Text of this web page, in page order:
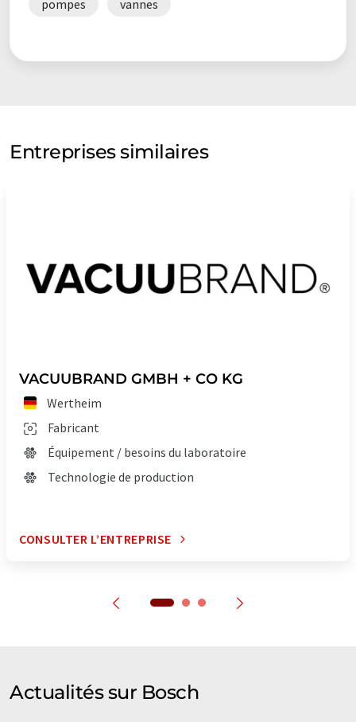
pompes vannes
Entreprises similaires
VACUUBRAND GMBH + CO KG
Wertheim
Fabricant
Équipement / besoins du laboratoire
Technologie de production
CONSULTER L’ENTREPRISE
Actualités sur Bosch